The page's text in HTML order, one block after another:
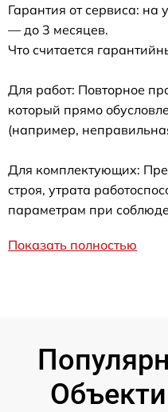
Гарантия от сервиса: на
— до 3 месяцев.
Что считается
Для работ: Повторное
который прямо
(например,
Для комплектующих:
строя, утрата
параметрам при
Показать полностью